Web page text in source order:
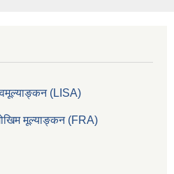
(LISA)
मूल्याङ्कन (FRA)